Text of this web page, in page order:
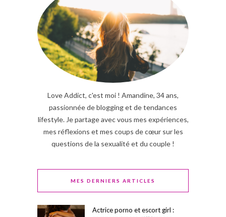
Love Addict, c'est moi ! Amandine, 34 ans,
passionnée de blogging et de tendances
lifestyle. Je partage avec vous mes expériences,
mes réflexions et mes coups de cœur sur les
questions de la sexualité et du couple !
MES DERNIERS ARTICLES
Actrice porno et escort girl :